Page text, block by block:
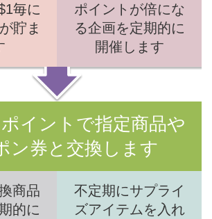
毎に
貯ま
ポイントが倍にな
る企画を定期的に
開催します
イントで指定商品や
ン券と交換します
商品
的に
不定期にサプライ
ズアイテムを入れ